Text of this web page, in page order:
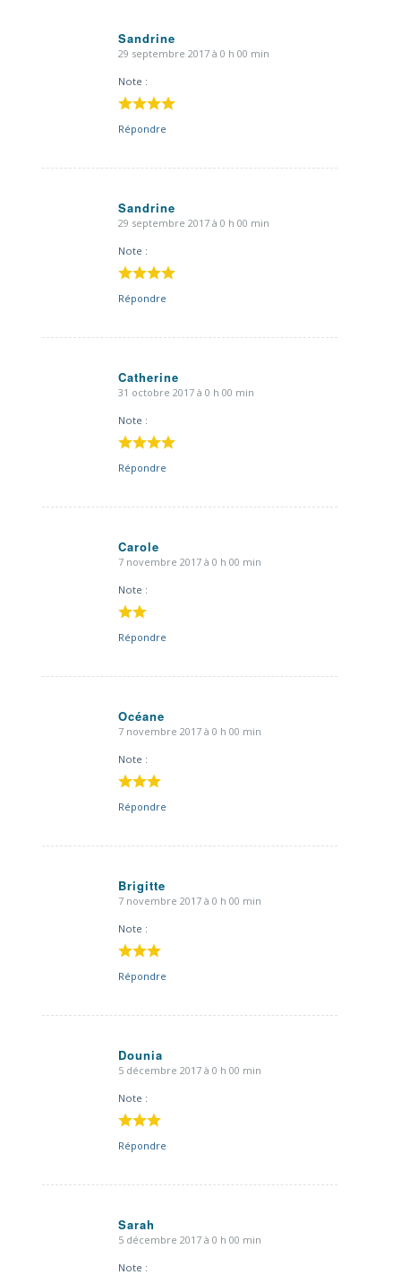
Sandrine
dit
29 septembre 2017 à 0 h 00 min
Note :
Répondre
Sandrine
dit
29 septembre 2017 à 0 h 00 min
Note :
Répondre
Catherine
dit
31 octobre 2017 à 0 h 00 min
Note :
Répondre
Carole
dit
7 novembre 2017 à 0 h 00 min
Note :
Répondre
Océane
dit
7 novembre 2017 à 0 h 00 min
Note :
Répondre
Brigitte
dit
7 novembre 2017 à 0 h 00 min
Note :
Répondre
Dounia
dit
5 décembre 2017 à 0 h 00 min
Note :
Répondre
Sarah
dit
5 décembre 2017 à 0 h 00 min
Note :